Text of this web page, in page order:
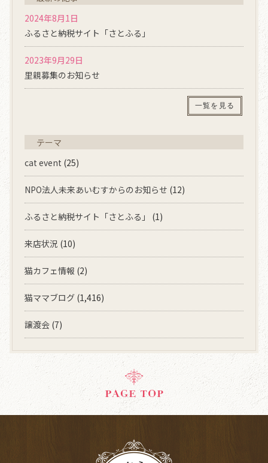
2024年8月1日
ふるさと納税サイト「さとふる」
2023年9月29日
里親募集のお知らせ
一覧を見る
テーマ
cat event (25)
NPO法人未来あいむすからのお知らせ (12)
ふるさと納税サイト「さとふる」 (1)
来店状況 (10)
猫カフェ情報 (2)
猫ママブログ (1,416)
譲渡会 (7)